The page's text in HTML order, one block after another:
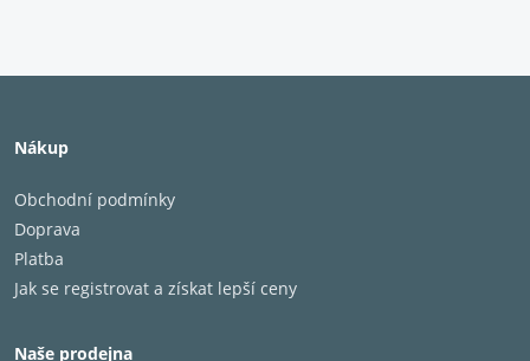
Nákup
Obchodní podmínky
Doprava
Platba
Jak se registrovat a získat lepší ceny
Naše prodejna